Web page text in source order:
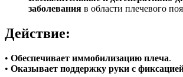
заболевания в области плечевого
Действие:
• Обеспечивает иммобилизацию плеча.
• Оказывает поддержку руки с